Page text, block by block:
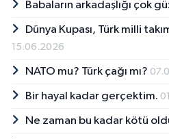
Babaların arkadaşlığı çok
Dünya Kupası, Türk milli
15.06.2026
NATO mu? Türk çağı mı?
Bir hayal kadar gerçektim.
Ne zaman bu kadar kötü